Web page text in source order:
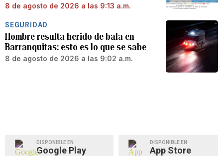
8 de agosto de 2026 a las 9:13 a.m.
SEGURIDAD
Hombre resulta herido de bala en
Barranquitas: esto es lo que se sabe
8 de agosto de 2026 a las 9:02 a.m.
DISPONIBLE EN
Google Play
DISPONIBLE EN
App Store